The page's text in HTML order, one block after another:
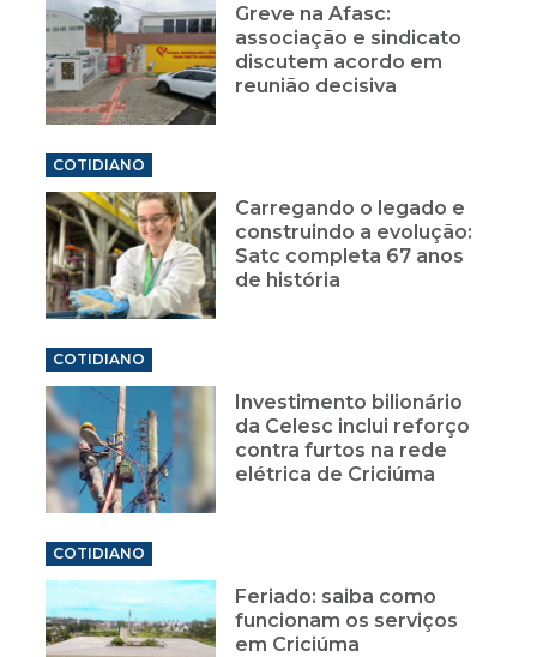
Greve na Afasc:
associação e sindicato
discutem acordo em
reunião decisiva
COTIDIANO
Carregando o legado e
construindo a evolução:
Satc completa 67 anos
de história
COTIDIANO
Investimento bilionário
da Celesc inclui reforço
contra furtos na rede
elétrica de Criciúma
COTIDIANO
Feriado: saiba como
funcionam os serviços
em Criciúma